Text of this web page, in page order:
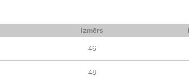
Izmērs
46
48